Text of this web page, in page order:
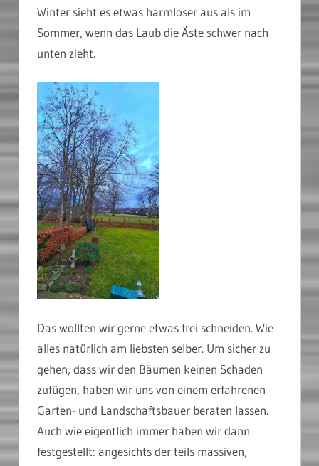
Winter sieht es etwas harmloser aus als im
Sommer, wenn das Laub die Äste schwer nach
unten zieht.
Das wollten wir gerne etwas frei schneiden. Wie
alles natürlich am liebsten selber. Um sicher zu
gehen, dass wir den Bäumen keinen Schaden
zufügen, haben wir uns von einem erfahrenen
Garten- und Landschaftsbauer beraten lassen.
Auch wie eigentlich immer haben wir dann
festgestellt: angesichts der teils massiven,